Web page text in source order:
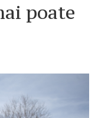
poate